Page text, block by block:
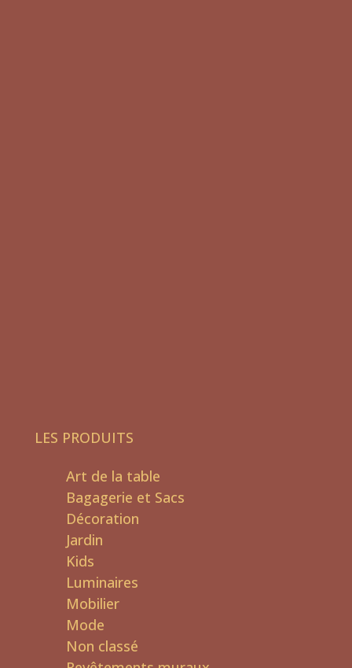
LES PRODUITS
Art de la table
Bagagerie et Sacs
Décoration
Jardin
Kids
Luminaires
Mobilier
Mode
Non classé